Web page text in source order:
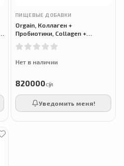
ПИЩЕВЫЕ ДОБАВКИ
Orgain, Коллаген +
Пробиотики, Collagen +
Probiotics, 726 г
Нет в наличии
820000сӯм
Уведомить меня!